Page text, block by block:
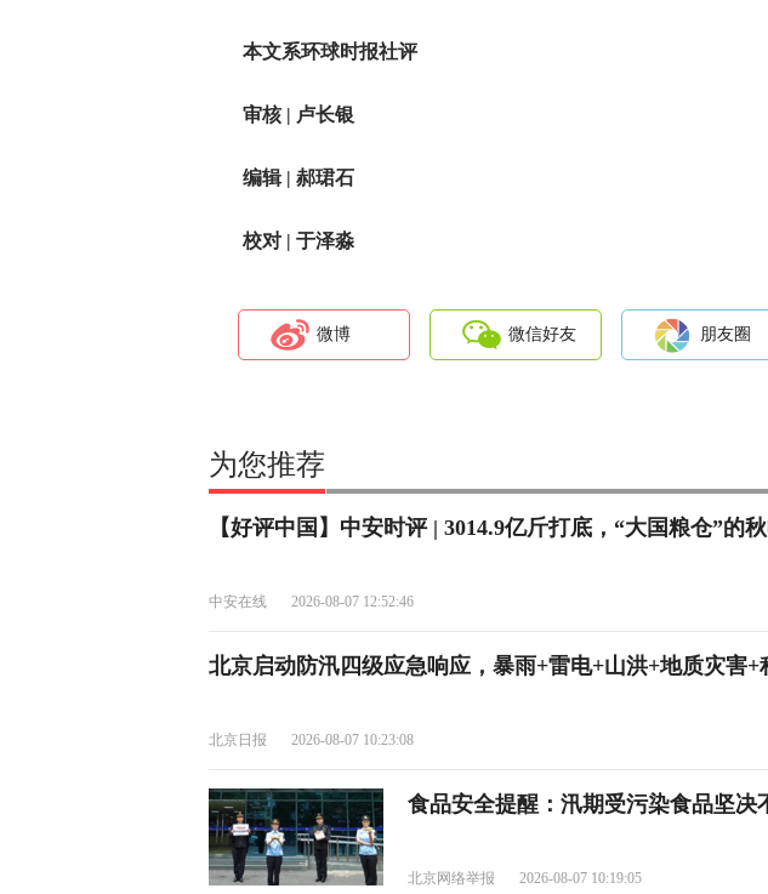
本文系环球时报社评
审核 | 卢长银
编辑 | 郝珺石
校对 | 于泽淼
微博 微信好友 朋友圈
为您推荐
【好评中国】中安时评 | 3014.9亿斤打底，“大国粮仓”的
中安在线 2026-08-07 12:52:46
北京启动防汛四级应急响应，暴雨+雷电+山洪+地质灾害+
北京日报 2026-08-07 10:23:08
食品安全提醒：汛期受污染食品坚决
北京网络举报 2026-08-07 10:19:05